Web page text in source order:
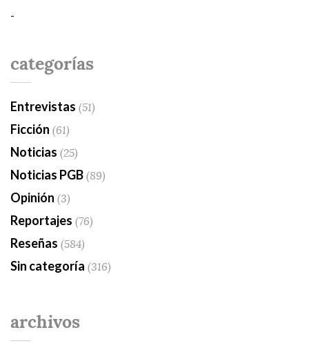
-
categorías
Entrevistas (51)
Ficción (61)
Noticias (25)
Noticias PGB(89)
Opinión (3)
Reportajes (76)
Reseñas (584)
Sin categoría (316)
archivos